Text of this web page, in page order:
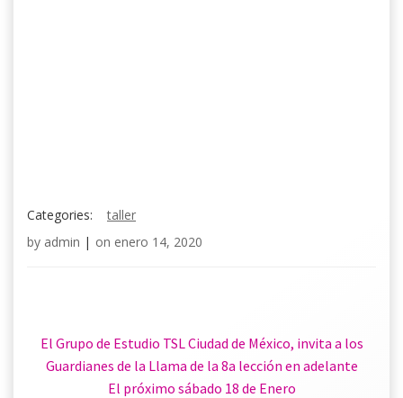
Categories:
taller
by admin | on enero 14, 2020
El Grupo de Estudio TSL Ciudad de México, invita a los
Guardianes de la Llama de la 8a lección en adelante
El próximo sábado 18 de Enero